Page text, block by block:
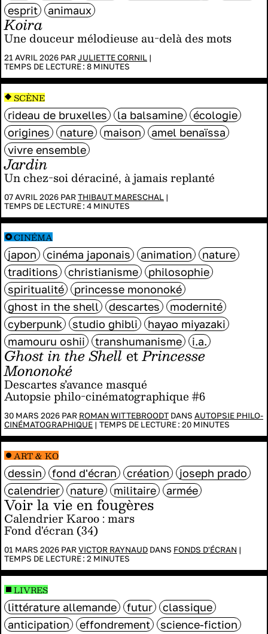
Koira
Une douceur mélodieuse au-delà des mots
21 AVRIL 2026 PARJULIETTE CORNIL |
TEMPS DE LECTURE : 8 MINUTES
esprit
animaux
Jardin
Un chez-soi déraciné, à jamais replanté
07 AVRIL 2026 PARTHIBAUT MARESCHAL |
TEMPS DE LECTURE : 4 MINUTES
rideau de bruxelles la balsamine
écologie
origines
nature maison
amel benaïssa
vivre ensemble
SCÈNE
Ghost in the ShelletPrincesse
Mononoké
Descartes s’avance masqué
Autopsie philo-cinématographique #6
30 MARS 2026 PAR ROMAN WITTEBROODT DANS AUTOPSIE PHILO-
CINÉMATOGRAPHIQUE | TEMPS DE LECTURE : 20 MINUTES
japon cinéma japonais animation
nature
traditions
christianisme
philosophie
spiritualité
princesse mononoké
ghost in the shell
descartes
modernité
cyberpunk
studio ghibli
hayao miyazaki
mamouru oshii
transhumanisme i.a.
CINÉMA
Voir la vie en fougères
Calendrier Karoo : mars
Fond d'écran (34)
01 MARS 2026 PARVICTOR RAYNAUD DANS FONDS D'ÉCRAN |
TEMPS DE LECTURE : 2 MINUTES
dessin fond d'écran création
joseph prado
calendrier
nature militaire armée
ART & KO
littérature allemande futur
classique
anticipation
effondrement
science-fiction
LIVRES